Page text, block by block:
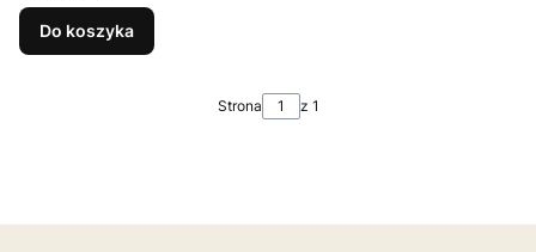
Do koszyka
Strona z 1